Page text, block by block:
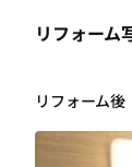
リフォーム
リフォーム後